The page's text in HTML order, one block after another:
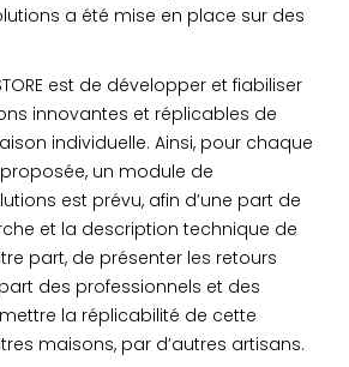
a été mise en place sur des
est de développer et fiabiliser
innovantes et réplicables de
individuelle. Ainsi, pour chaque
un module de
est prévu, afin d’une part de
et la description technique de
part, de présenter les retours
des professionnels et des
la réplicabilité de cette
maisons, par d’autres artisans.